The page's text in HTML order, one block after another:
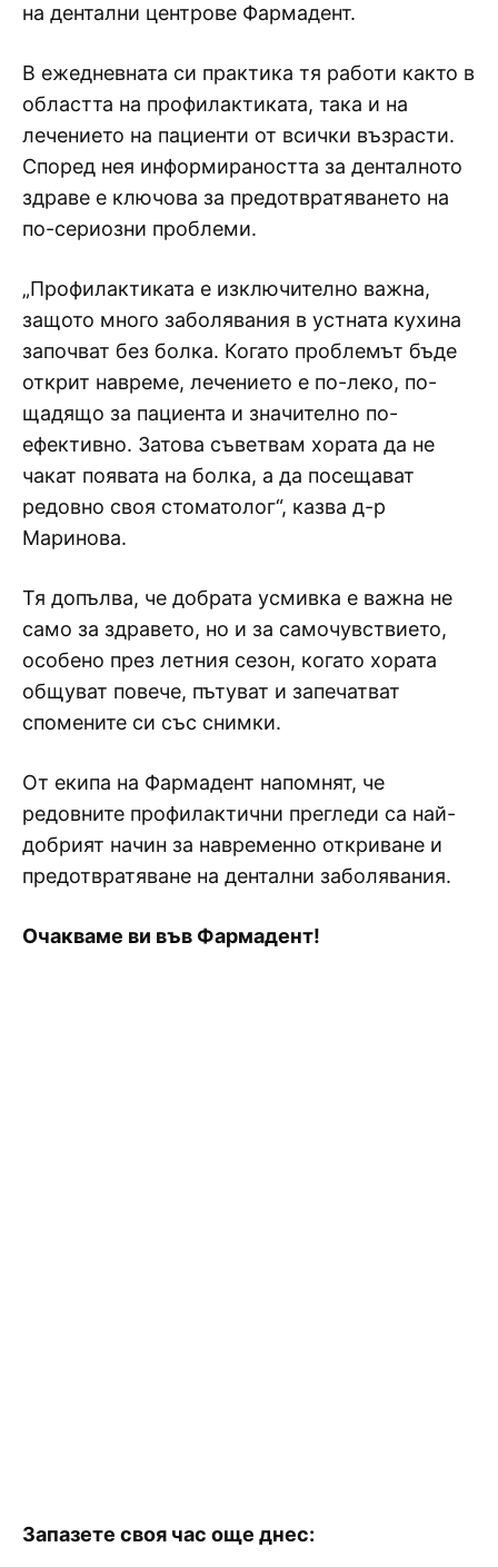
на дентални центрове Фармадент.
В ежедневната си практика тя работи както в
областта на профилактиката, така и на
лечението на пациенти от всички възрасти.
Според нея информираността за денталното
здраве е ключова за предотвратяването на
по-сериозни проблеми.
„Профилактиката е изключително важна,
защото много заболявания в устната кухина
започват без болка. Когато проблемът бъде
открит навреме, лечението е по-леко, по-
щадящо за пациента и значително по-
ефективно. Затова съветвам хората да не
чакат появата на болка, а да посещават
редовно своя стоматолог“, казва д-р
Маринова.
Тя допълва, че добрата усмивка е важна не
само за здравето, но и за самочувствието,
особено през летния сезон, когато хората
общуват повече, пътуват и запечатват
спомените си със снимки.
От екипа на Фармадент напомнят, че
редовните профилактични прегледи са най-
добрият начин за навременно откриване и
предотвратяване на дентални заболявания.
Очакваме ви във Фармадент!
Запазете своя час още днес: